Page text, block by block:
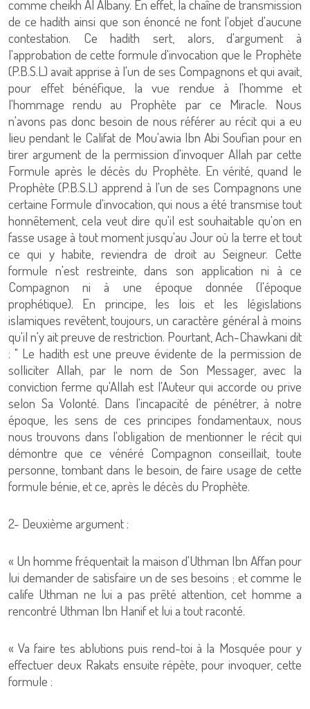
comme cheikh Al Albany. En effet, la chaîne de transmission
de ce hadith ainsi que son énoncé ne font l'objet d'aucune
contestation. Ce hadith sert, alors, d'argument à
l'approbation de cette formule d'invocation que le Prophète
(P.B.S.L) avait apprise à l'un de ses Compagnons et qui avait,
pour effet bénéfique, la vue rendue à l'homme et
l'hommage rendu au Prophète par ce Miracle. Nous
n'avons pas donc besoin de nous référer au récit qui a eu
lieu pendant le Califat de Mou'awia Ibn Abi Soufian pour en
tirer argument de la permission d'invoquer Allah par cette
Formule après le décès du Prophète. En vérité, quand le
Prophète (P.B.S.L) apprend à l'un de ses Compagnons une
certaine Formule d'invocation, qui nous a été transmise tout
honnêtement, cela veut dire qu'il est souhaitable qu'on en
fasse usage à tout moment jusqu'au Jour où la terre et tout
ce qui y habite, reviendra de droit au Seigneur. Cette
formule n'est restreinte, dans son application ni à ce
Compagnon ni à une époque donnée (l'époque
prophétique). En principe, les lois et les législations
islamiques revêtent, toujours, un caractère général à moins
qu'il n'y ait preuve de restriction. Pourtant, Ach-Chawkani dit
: " Le hadith est une preuve évidente de la permission de
solliciter Allah, par le nom de Son Messager, avec la
conviction ferme qu'Allah est l'Auteur qui accorde ou prive
selon Sa Volonté. Dans l'incapacité de pénétrer, à notre
époque, les sens de ces principes fondamentaux, nous
nous trouvons dans l'obligation de mentionner le récit qui
démontre que ce vénéré Compagnon conseillait, toute
personne, tombant dans le besoin, de faire usage de cette
formule bénie, et ce, après le décès du Prophète.
2- Deuxième argument :
« Un homme fréquentait la maison d'Uthman Ibn Affan pour
lui demander de satisfaire un de ses besoins ; et comme le
calife Uthman ne lui a pas prêté attention, cet homme a
rencontré Uthman Ibn Hanif et lui a tout raconté.
« Va faire tes ablutions puis rend-toi à la Mosquée pour y
effectuer deux Rakats ensuite répète, pour invoquer, cette
formule :